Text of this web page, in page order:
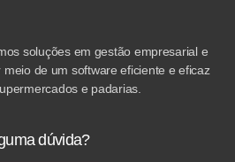
soluções em gestão empresarial e
de um software eficiente e eficaz
e padarias.
dúvida?